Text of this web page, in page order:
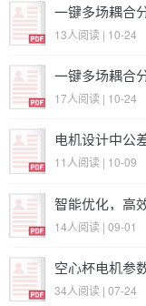
一键多场耦合
13人阅读 | 10-24
一键多场耦合
17人阅读 | 10-24
电机设计中公
特卡洛模拟实战
11人阅读 | 10-09
智能优化，高
方案
14人阅读 | 09-01
空心杯电机参
34人阅读 | 07-24